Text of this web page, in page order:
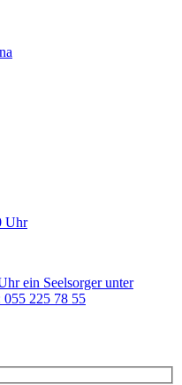
Uhr
ein Seelsorger unter
055 225 78 55